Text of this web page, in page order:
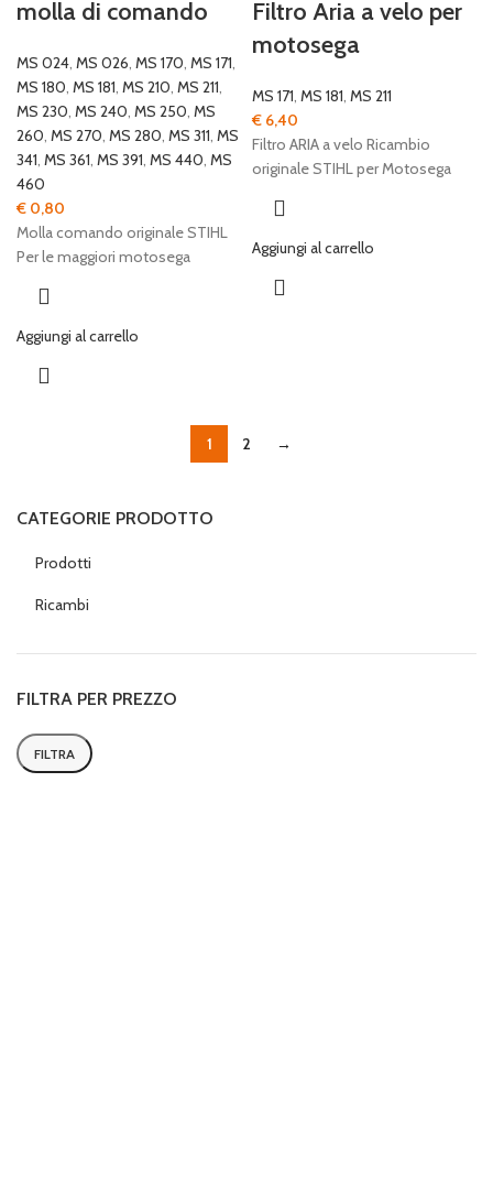
CATEGORIE PRODOTTO
Prodotti
Ricambi
FILTRA PER PREZZO
Prezzo
Prezzo
FILTRA
molla di comando
MS 024, MS 026, MS 170, MS 171,
MS 180, MS 181, MS 210, MS 211,
MS 230, MS 240, MS 250, MS
260, MS 270, MS 280, MS 311, MS
341, MS 361, MS 391, MS 440, MS
460
€ 0,80
Molla comando originale STIHL
Per le maggiori motosega
Aggiungi al carrello
Filtro Aria a velo per
motosega
MS 171, MS 181, MS 211
€ 6,40
Filtro ARIA a velo Ricambio
originale STIHL per Motosega
Aggiungi al carrello
1 2 →